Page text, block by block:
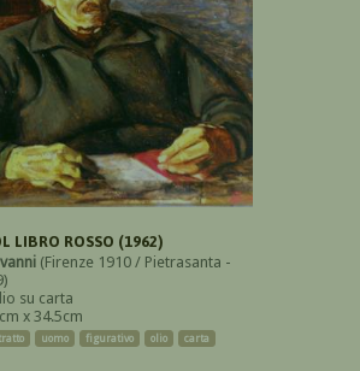
LIBRO ROSSO (1962)
(Firenze 1910 / Pietrasanta -
su carta
x 34.5cm
uomo figurativo olio carta